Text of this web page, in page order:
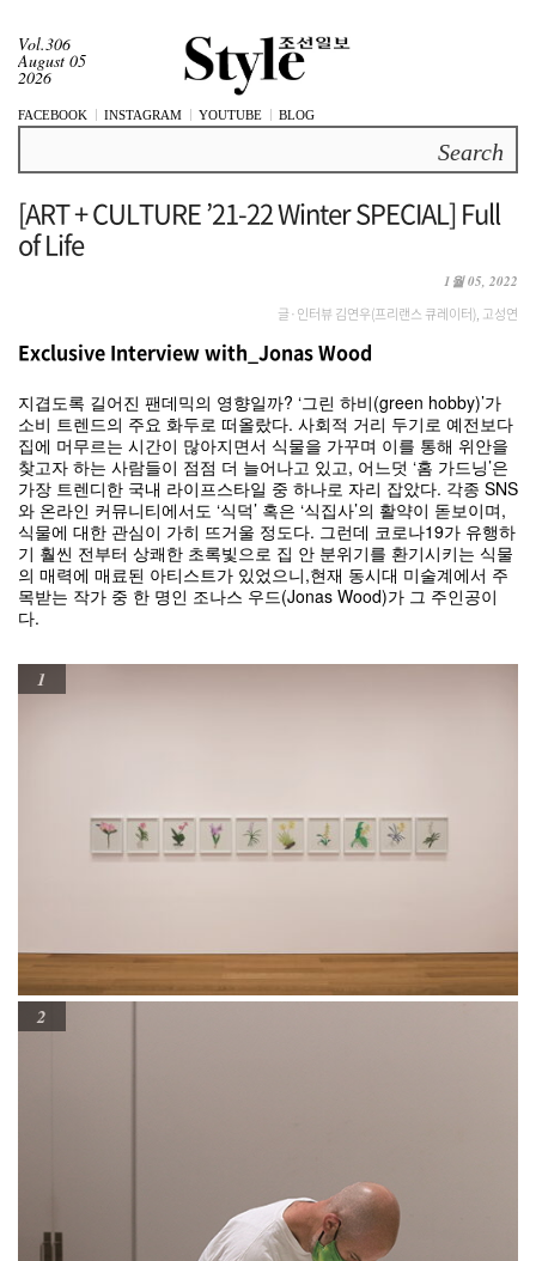
Vol.306
August 05
2026
FACEBOOK INSTAGRAM YOUTUBE BLOG
[ART + CULTURE ’21-22 Winter SPECIAL] Full
of Life
1월 05, 2022
글·인터뷰 김연우(프리랜스 큐레이터), 고성연
Exclusive Interview with_Jonas Wood
지겹도록 길어진 팬데믹의 영향일까? ‘그린 하비(green hobby)’가
소비 트렌드의 주요 화두로 떠올랐다. 사회적 거리 두기로 예전보다
집에 머무르는 시간이 많아지면서 식물을 가꾸며 이를 통해 위안을
찾고자 하는 사람들이 점점 더 늘어나고 있고, 어느덧 ‘홈 가드닝’은
가장 트렌디한 국내 라이프스타일 중 하나로 자리 잡았다. 각종 SNS
와 온라인 커뮤니티에서도 ‘식덕’ 혹은 ‘식집사’의 활약이 돋보이며,
식물에 대한 관심이 가히 뜨거울 정도다. 그런데 코로나19가 유행하
기 훨씬 전부터 상쾌한 초록빛으로 집 안 분위기를 환기시키는 식물
의 매력에 매료된 아티스트가 있었으니,현재 동시대 미술계에서 주
목받는 작가 중 한 명인 조나스 우드(Jonas Wood)가 그 주인공이
다.
1
2